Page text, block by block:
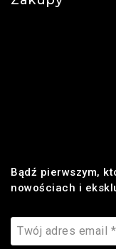
Bądź pierwszym,
nowościach i